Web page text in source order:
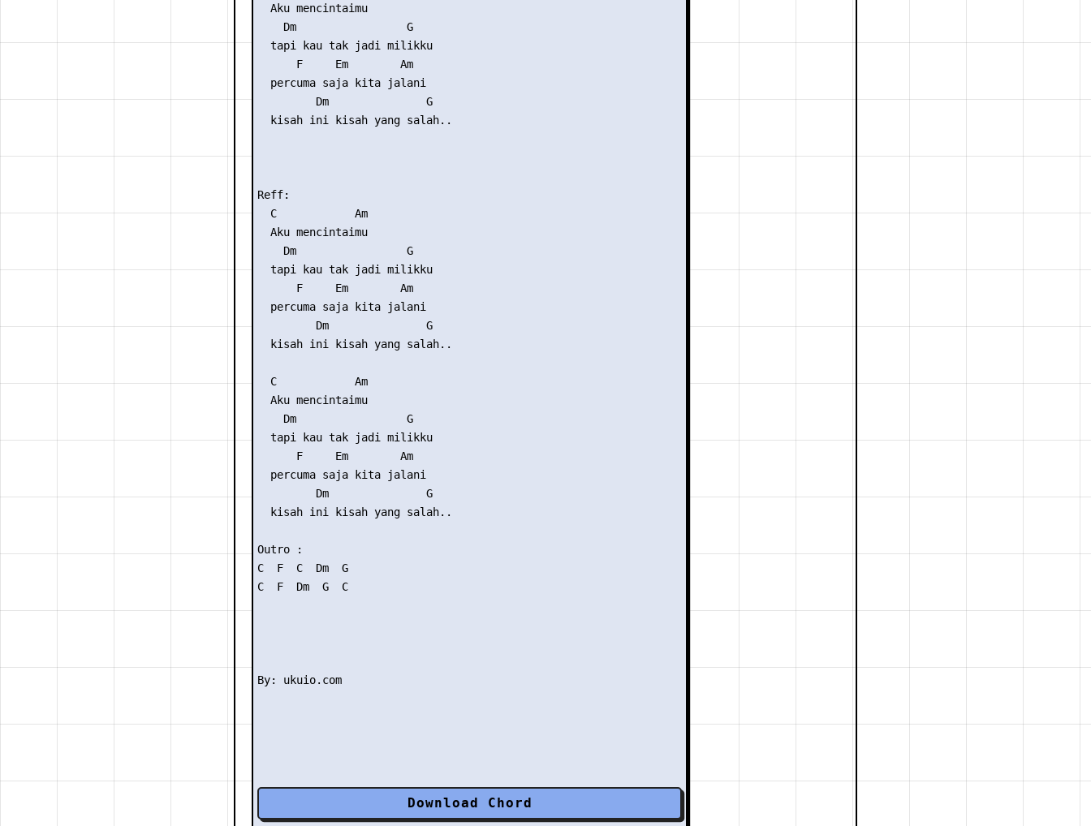
  Aku mencintaimu
    Dm                 G
  tapi kau tak jadi milikku
      F     Em        Am
  percuma saja kita jalani
         Dm               G
  kisah ini kisah yang salah..
Reff:
  C            Am
  Aku mencintaimu
    Dm                 G
  tapi kau tak jadi milikku
      F     Em        Am
  percuma saja kita jalani
         Dm               G
  kisah ini kisah yang salah..
  C            Am
  Aku mencintaimu
    Dm                 G
  tapi kau tak jadi milikku
      F     Em        Am
  percuma saja kita jalani
         Dm               G
  kisah ini kisah yang salah..
Outro :
C  F  C  Dm  G
C  F  Dm  G  C
Download Chord